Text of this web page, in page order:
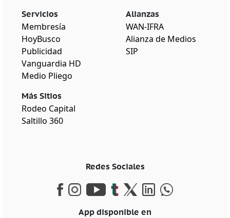
Servicios
Membresía
HoyBusco
Publicidad
Vanguardia HD
Medio Pliego
Más Sitios
Rodeo Capital
Saltillo 360
Alianzas
WAN-IFRA
Alianza de Medios
SIP
Redes Sociales
App disponible en